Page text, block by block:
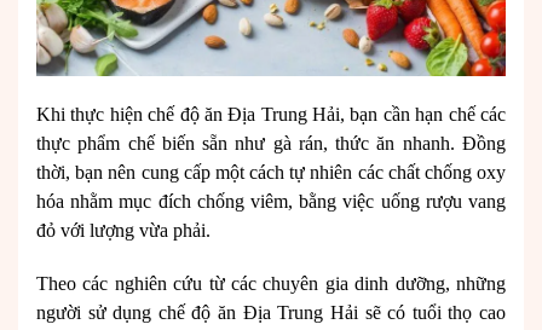
Khi thực hiện chế độ ăn Địa Trung Hải, bạn cần hạn chế các
thực phẩm chế biến sẵn như gà rán, thức ăn nhanh. Đồng
thời, bạn nên cung cấp một cách tự nhiên các chất chống oxy
hóa nhằm mục đích chống viêm, bằng việc uống rượu vang
đỏ với lượng vừa phải.
Theo các nghiên cứu từ các chuyên gia dinh dưỡng, những
người sử dụng chế độ ăn Địa Trung Hải sẽ có tuổi thọ cao